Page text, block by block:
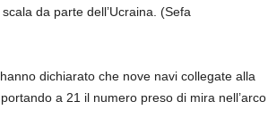
da parte dell’Ucraina. (Sefa
dichiarato che nove navi collegate alla
a 21 il numero preso di mira nell’arco